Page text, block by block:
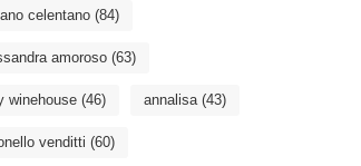
celentano (84)
amoroso (63)
winehouse (46) annalisa(43)
venditti (60)